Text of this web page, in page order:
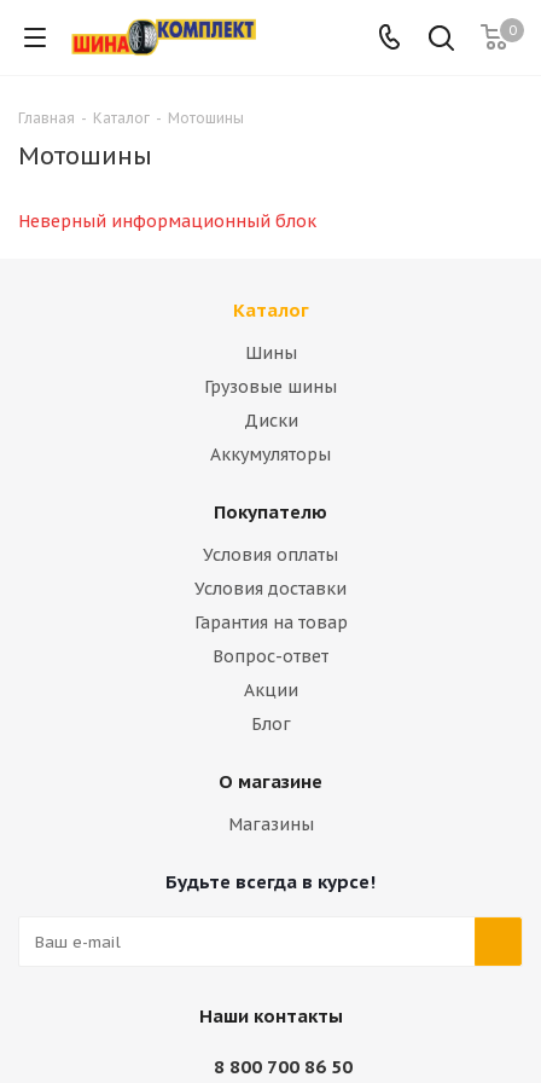
0
Главная - Каталог - Мотошины
Мотошины
Неверный информационный блок
Каталог
Шины
Грузовые шины
Диски
Аккумуляторы
Покупателю
Условия оплаты
Условия доставки
Гарантия на товар
Вопрос-ответ
Акции
Блог
О магазине
Магазины
Будьте всегда в курсе!
Наши контакты
8 800 700 86 50